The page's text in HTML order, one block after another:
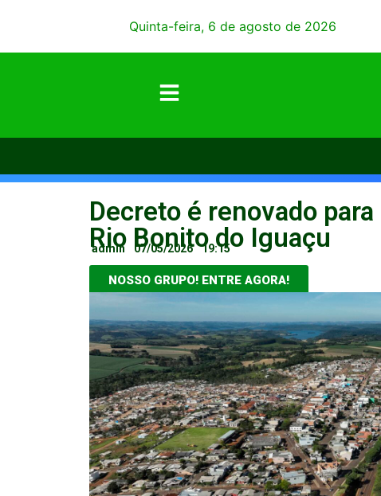
Quinta-feira, 6 de agosto de 2026
Decreto é renovado
Rio Bonito do Iguaçu
admin 07/05/2026 19:15
NOSSO GRUPO! ENTRE AGORA!